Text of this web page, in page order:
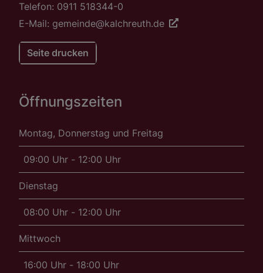
Telefon: 0911 518344-0
E-Mail: gemeinde@kalchreuth.de
Seite drucken
Öffnungszeiten
Montag, Donnerstag und Freitag
09:00 Uhr - 12:00 Uhr
Dienstag
08:00 Uhr - 12:00 Uhr
Mittwoch
16:00 Uhr - 18:00 Uhr